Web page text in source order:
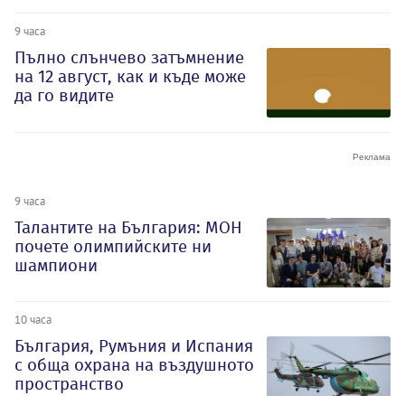
9 часа
Пълно слънчево затъмнение
на 12 август, как и къде може
да го видите
9 часа
Талантите на България: МОН
почете олимпийските ни
шампиони
10 часа
България, Румъния и Испания
с обща охрана на въздушното
пространство